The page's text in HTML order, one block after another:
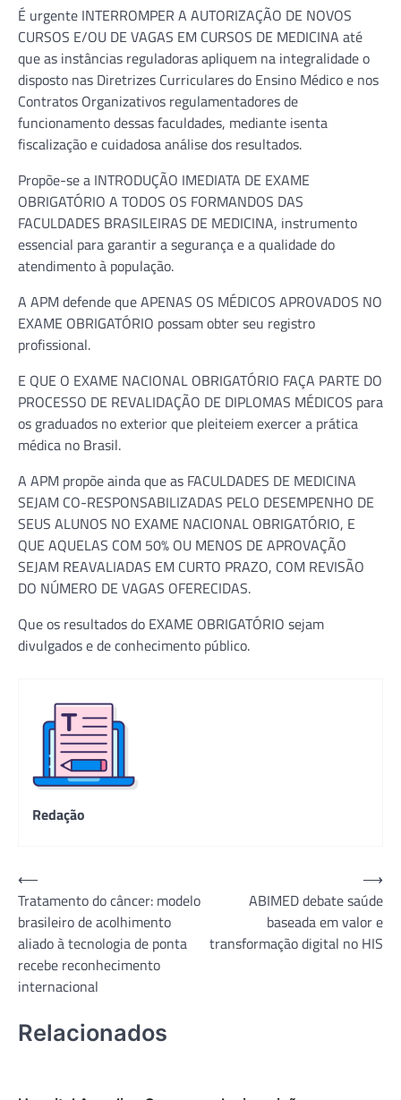
É urgente INTERROMPER A AUTORIZAÇÃO DE NOVOS
CURSOS E/OU DE VAGAS EM CURSOS DE MEDICINA até
que as instâncias reguladoras apliquem na integralidade o
disposto nas Diretrizes Curriculares do Ensino Médico e nos
Contratos Organizativos regulamentadores de
funcionamento dessas faculdades, mediante isenta
fiscalização e cuidadosa análise dos resultados.
Propõe-se a INTRODUÇÃO IMEDIATA DE EXAME
OBRIGATÓRIO A TODOS OS FORMANDOS DAS
FACULDADES BRASILEIRAS DE MEDICINA, instrumento
essencial para garantir a segurança e a qualidade do
atendimento à população.
A APM defende que APENAS OS MÉDICOS APROVADOS NO
EXAME OBRIGATÓRIO possam obter seu registro
profissional.
E QUE O EXAME NACIONAL OBRIGATÓRIO FAÇA PARTE DO
PROCESSO DE REVALIDAÇÃO DE DIPLOMAS MÉDICOS para
os graduados no exterior que pleiteiem exercer a prática
médica no Brasil.
A APM propõe ainda que as FACULDADES DE MEDICINA
SEJAM CO-RESPONSABILIZADAS PELO DESEMPENHO DE
SEUS ALUNOS NO EXAME NACIONAL OBRIGATÓRIO, E
QUE AQUELAS COM 50% OU MENOS DE APROVAÇÃO
SEJAM REAVALIADAS EM CURTO PRAZO, COM REVISÃO
DO NÚMERO DE VAGAS OFERECIDAS.
Que os resultados do EXAME OBRIGATÓRIO sejam
divulgados e de conhecimento público.
Redação
Navegação
de
Post
⟵
Tratamento do câncer: modelo
brasileiro de acolhimento
aliado à tecnologia de ponta
recebe reconhecimento
internacional
ABIMED debate saúde
baseada em valor e
transformação digital no HIS
⟶
Relacionados